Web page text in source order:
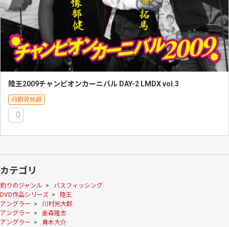
陸王2009チャンピオンカーニバル DAY-2 LMDX vol.3
月額見放題
0
カテゴリ
釣りのジャンル > バスフィッシング
DVD作品シリーズ > 陸王
アングラー > 川村光大郎
アングラー > 金森隆志
アングラー > 青木大介